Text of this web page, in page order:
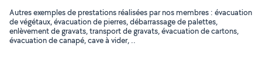
Autres exemples de prestations réalisées par nos membres : évacuation
de végétaux, évacuation de pierres, débarrassage de palettes,
enlèvement de gravats, transport de gravats, évacuation de cartons,
évacuation de canapé, cave à vider, ..